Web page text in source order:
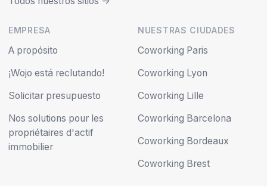
EMPRESA
A propósito
¡Wojo está reclutando!
Solicitar presupuesto
Nos solutions pour les
propriétaires d'actif
immobilier
NUESTRAS CIUDADES
Coworking Paris
Coworking Lyon
Coworking Lille
Coworking Barcelona
Coworking Bordeaux
Coworking Brest